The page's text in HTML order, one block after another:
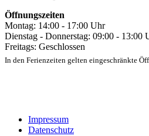
Öffnungszeiten
Montag: 14:00 - 17:00 Uhr
Dienstag - Donnerstag: 09:00 - 13:00
Freitags: Geschlossen
In den Ferienzeiten gelten eingeschränkte
Impressum
Datenschutz